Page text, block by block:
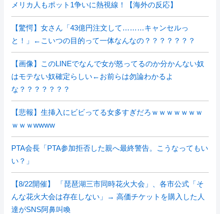
メリカ人もポット1争いに熱視線！【海外の反応】
【驚愕】女さん「43億円注文して………キャンセルっ
と！」←こいつの目的って一体なんなの？？？？？？？
【画像】このLINEでなんで女が怒ってるのか分かんない奴
はモテない奴確定らしい←お前らは勿論わかるよ
な？？？？？？？
【悲報】生挿入にビビってる女多すぎだろｗｗｗｗｗｗｗ
ｗｗｗwwww
PTA会長「PTA参加拒否した親へ最終警告。こうなってもい
い？」
【8/22開催】 「琵琶湖三市同時花火大会」、各市公式「そ
んな花火大会は存在しない」→ 高価チケットを購入した人
達がSNS阿鼻叫喚